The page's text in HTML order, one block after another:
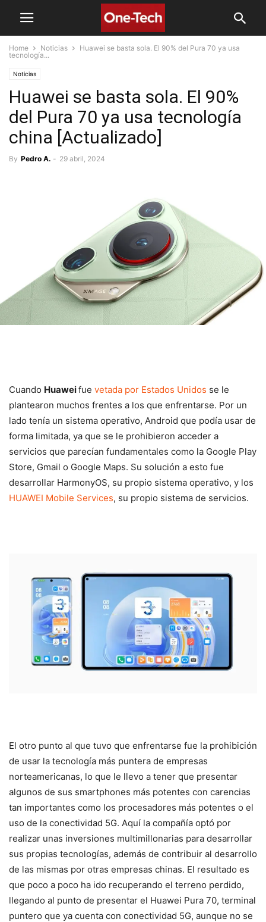
Home Noticias
Huawei se basta sola. El 90% del Pura 70 ya usa
tecnología...
Noticias
Huawei se basta sola. El 90%
del Pura 70 ya usa tecnología
china [Actualizado]
By Pedro A. - 29 abril, 2024
Cuando Huaweifue vetada por Estados Unidos se le
plantearon muchos frentes a los que enfrentarse. Por un
lado tenía un sistema operativo, Android que podía usar de
forma limitada, ya que se le prohibieron acceder a
servicios que parecían fundamentales como la Google Play
Store, Gmail o Google Maps. Su solución a esto fue
desarrollar HarmonyOS, su propio sistema operativo, y los
HUAWEI Mobile Services, su propio sistema de servicios.
El otro punto al que tuvo que enfrentarse fue la prohibición
de usar la tecnología más puntera de empresas
norteamericanas, lo que le llevo a tener que presentar
algunos de sus smartphones más potentes con carencias
tan importantes como los procesadores más potentes o el
uso de la conectividad 5G. Aquí la compañía optó por
realizar unas inversiones multimillonarias para desarrollar
sus propias tecnologías, además de contribuir al desarrollo
de las mismas por otras empresas chinas. El resultado es
que poco a poco ha ido recuperando el terreno perdido,
llegando al punto de presentar el Huawei Pura 70, terminal
puntero que ya cuenta con conectividad 5G, aunque no se